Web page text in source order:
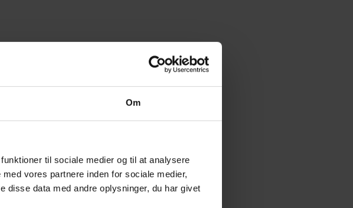
Om
til sociale medier og til at analysere
vores partnere inden for sociale medier,
disse data med andre oplysninger, du har givet